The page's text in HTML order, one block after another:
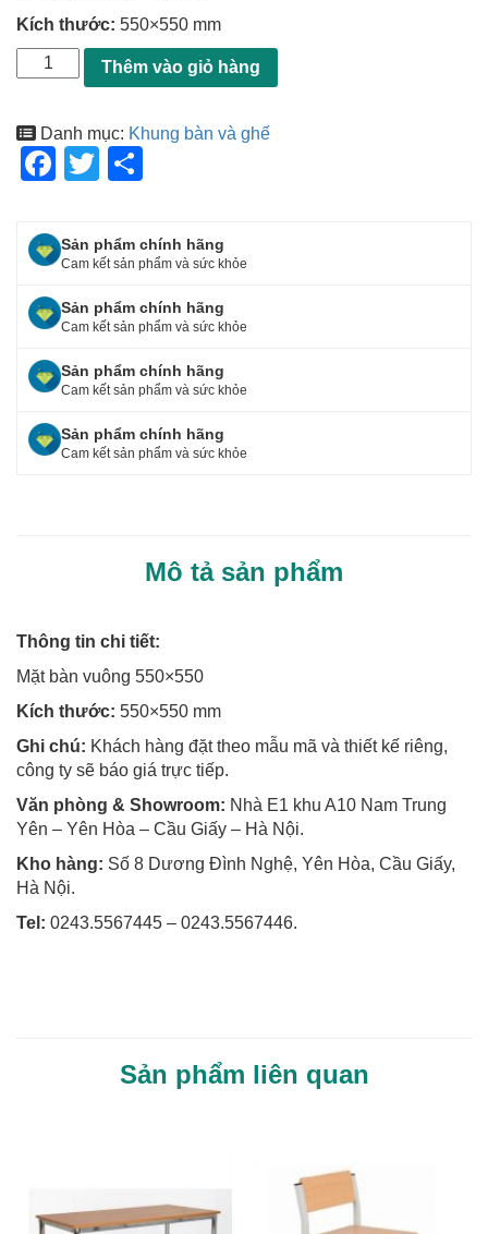
Kích thước: 550×550 mm
Thêm vào giỏ hàng
Danh mục: Khung bàn và ghế
F
c
e
b
o
o
k
T
tt
er
ar
e
Sản phẩm chính hãng
Cam kết sản phẩm và sức khỏe
Sản phẩm chính hãng
Cam kết sản phẩm và sức khỏe
Sản phẩm chính hãng
Cam kết sản phẩm và sức khỏe
Sản phẩm chính hãng
Cam kết sản phẩm và sức khỏe
Mô tả sản phẩm
Thông tin chi tiết:
Mặt bàn vuông 550×550
Kích thước: 550×550 mm
Ghi chú: Khách hàng đặt theo mẫu mã và thiết kế riêng,
công ty sẽ báo giá trực tiếp.
Văn phòng & Showroom: Nhà E1 khu A10 Nam Trung
Yên – Yên Hòa – Cầu Giấy – Hà Nội.
Kho hàng: Số 8 Dương Đình Nghệ, Yên Hòa, Cầu Giấy,
Hà Nội.
Tel: 0243.5567445 – 0243.5567446.
Sản phẩm liên quan